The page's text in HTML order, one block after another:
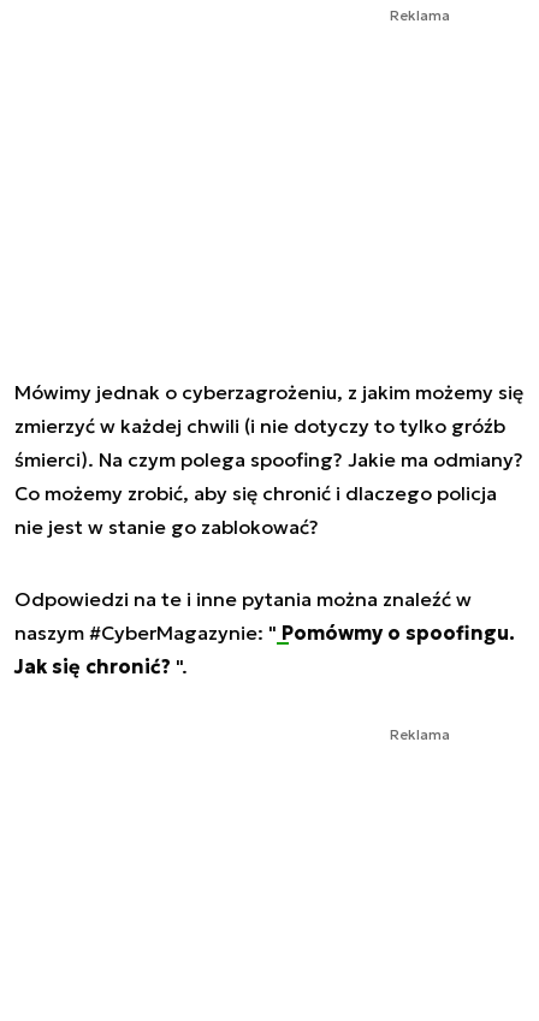
Reklama
Mówimy jednak o cyberzagrożeniu, z jakim możemy się
zmierzyć w każdej chwili (i nie dotyczy to tylko gróźb
śmierci). Na czym polega spoofing? Jakie ma odmiany?
Co możemy zrobić, aby się chronić i dlaczego policja
nie jest w stanie go zablokować?
Odpowiedzi na te i inne pytania można znaleźć w
naszym #CyberMagazynie: " Pomówmy o spoofingu.
Jak się chronić? ".
Reklama